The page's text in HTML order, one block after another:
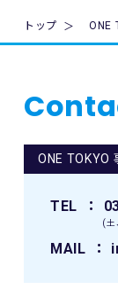
に際し、主催
肖像、年齢、
のテレビ・新
9. 本イベント
トップ ONE
ONE TOKYO
TEL ：
(土
MAIL ：